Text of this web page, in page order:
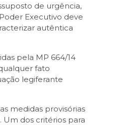
de urgência,
Executivo deve
autêntica
pela MP 664/14
fato
legiferante
medidas provisórias
dos critérios para